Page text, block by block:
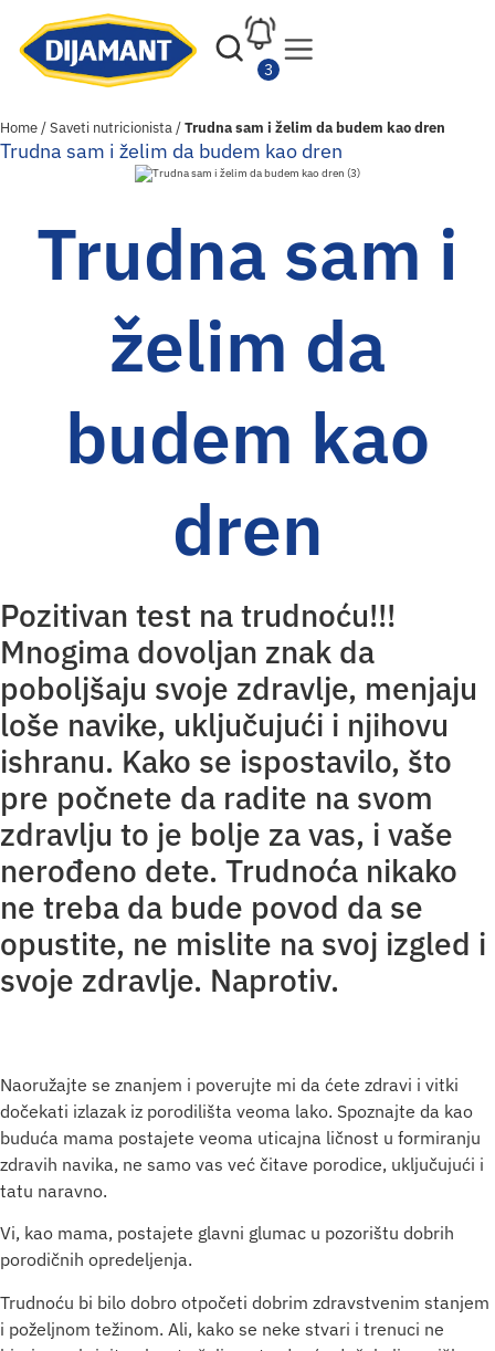
Home/Saveti nutricionista/Trudna sam i želim da budem kao dren
Trudna sam i želim da budem kao dren
Trudna sam i
želim da
budem kao
dren
Pozitivan test na trudnoću!!!
Mnogima dovoljan znak da
poboljšaju svoje zdravlje, menjaju
loše navike, uključujući i njihovu
ishranu. Kako se ispostavilo, što
pre počnete da radite na svom
zdravlju to je bolje za vas, i vaše
nerođeno dete. Trudnoća nikako
ne treba da bude povod da se
opustite, ne mislite na svoj izgled i
svoje zdravlje. Naprotiv.
Naoružajte se znanjem i poverujte mi da ćete zdravi i vitki
dočekati izlazak iz porodilišta veoma lako. Spoznajte da kao
buduća mama postajete veoma uticajna ličnost u formiranju
zdravih navika, ne samo vas već čitave porodice, uključujući i
tatu naravno.
Vi, kao mama, postajete glavni glumac u pozorištu dobrih
porodičnih opredeljenja.
Trudnoću bi bilo dobro otpočeti dobrim zdravstvenim stanjem
i poželjnom težinom. Ali, kako se neke stvari i trenuci ne